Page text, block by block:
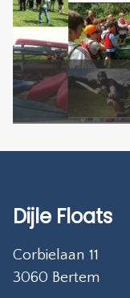
Dijle Floats
Corbielaan 11
3060 Bertem